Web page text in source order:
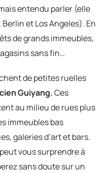
entendu parler (elle
et Los Angeles). En
de grands immeubles,
sans fin…
de petites ruelles
Guiyang.Ces
au milieu de rues plus
immeubles bas
galeries d’art et bars.
vous surprendre à
sans doute sur un